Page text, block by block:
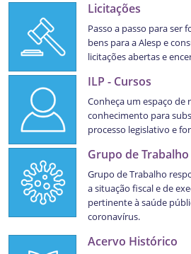
Licitações
Passo a passo para ser
bens para a Alesp e
licitações abertas e
ILP - Cursos
Conheça um espaço
conhecimento para
processo legislativo e
Grupo de Trabalho
Grupo de Trabalho
a situação fiscal e de
pertinente à saúde
coronavírus.
Acervo Histórico